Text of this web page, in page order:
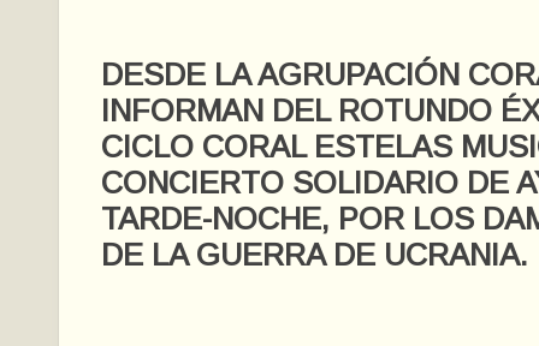
DESDE LA AGRUPACIÓN
INFORMAN DEL ROTUNDO
CICLO CORAL ESTELAS
CONCIERTO SOLIDARIO DE
TARDE-NOCHE, POR LOS
DE LA GUERRA DE UCRANIA.